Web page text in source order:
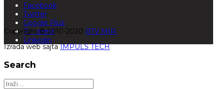
Facebook
Twitter
Google Plus
Pinterest
Linkedin
Copyright © 2010-2020 RTV MIR.
Izrada web sajtaIMPULS TECH
Search